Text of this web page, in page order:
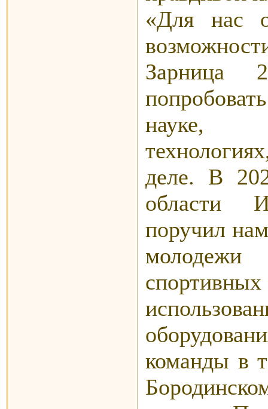
«Для нас
Зарница
науке,
деле. В
области
поручил
молодежи
команды в